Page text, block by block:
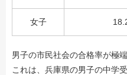
女子
男子の市民社会の合格率が極
これは、兵庫県の男子の中学